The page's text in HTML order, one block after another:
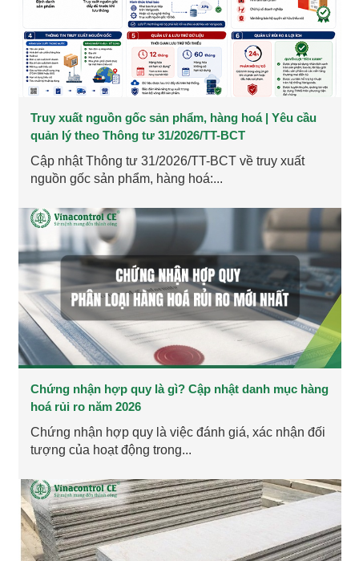
Truy xuất nguồn gốc sản phẩm, hàng hoá | Yêu cầu
quản lý theo Thông tư 31/2026/TT-BCT
Cập nhật Thông tư 31/2026/TT-BCT về truy xuất
nguồn gốc sản phẩm, hàng hoá:...
Chứng nhận hợp quy là gì? Cập nhật danh mục hàng
hoá rủi ro năm 2026
Chứng nhận hợp quy là việc đánh giá, xác nhận đối
tượng của hoạt động trong...